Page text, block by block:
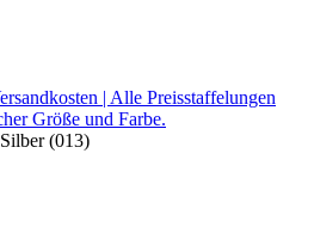
| Alle Preisstaffelungen
Größe und Farbe.
Silber (013)